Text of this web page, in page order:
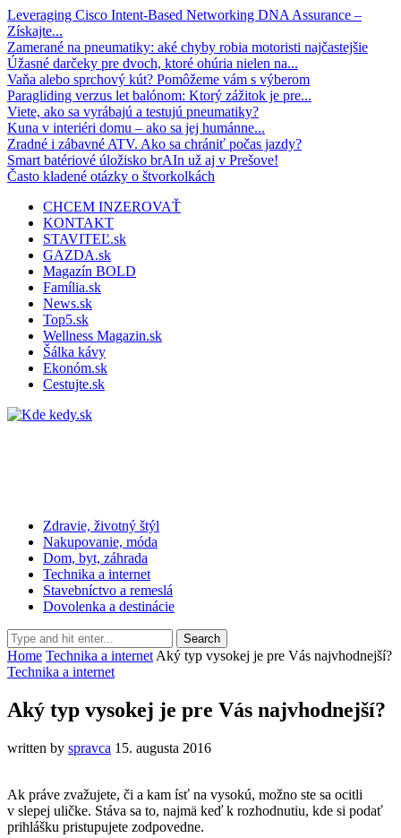
Leveraging Cisco Intent-Based Networking DNA Assurance –
Získajte...
Zamerané na pneumatiky: aké chyby robia motoristi najčastejšie
Úžasné darčeky pre dvoch, ktoré ohúria nielen na...
Vaňa alebo sprchový kút? Pomôžeme vám s výberom
Paragliding verzus let balónom: Ktorý zážitok je pre...
Viete, ako sa vyrábajú a testujú pneumatiky?
Kuna v interiéri domu – ako sa jej humánne...
Zradné i zábavné ATV. Ako sa chrániť počas jazdy?
Smart batériové úložisko brAIn už aj v Prešove!
Často kladené otázky o štvorkolkách
CHCEM INZEROVAŤ
KONTAKT
STAVITEĽ.sk
GAZDA.sk
Magazín BOLD
Família.sk
News.sk
Top5.sk
Wellness Magazin.sk
Šálka kávy
Ekonóm.sk
Cestujte.sk
Zdravie, životný štýl
Nakupovanie, móda
Dom, byt, záhrada
Technika a internet
Stavebníctvo a remeslá
Dovolenka a destinácie
Home Technika a internet Aký typ vysokej je pre Vás najvhodnejší?
Technika a internet
Aký typ vysokej je pre Vás najvhodnejší?
written by spravca 15. augusta 2016
Ak práve zvažujete, či a kam ísť na vysokú, možno ste sa ocitli
v slepej uličke. Stáva sa to, najmä keď k rozhodnutiu, kde si podať
prihlášku pristupujete zodpovedne.